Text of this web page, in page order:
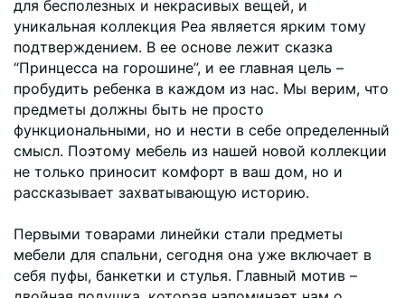
для бесполезных и некрасивых вещей, и
уникальная коллекция Pea является ярким тому
подтверждением. В ее основе лежит сказка
“Принцесса на горошине”, и ее главная цель –
пробудить ребенка в каждом из нас. Мы верим, что
предметы должны быть не просто
функциональными, но и нести в себе определенный
смысл. Поэтому мебель из нашей новой коллекции
не только приносит комфорт в ваш дом, но и
рассказывает захватывающую историю.
Первыми товарами линейки стали предметы
мебели для спальни, сегодня она уже включает в
себя пуфы, банкетки и стулья. Главный мотив –